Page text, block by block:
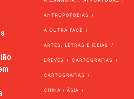
ANTROPOFOBIAS
A OUTRA FACE
ARTES, LETRAS E IDEIAS
BREVES CARTOGRAFIAS
CARTOGRAFIAS
CHINA / ÁSIA